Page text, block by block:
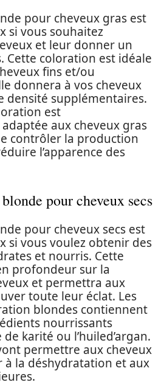
pour cheveux gras est
si vous souhaitez
et leur donner un
Cette coloration est idéale
fins et/ou
donnera à vos cheveux
densité supplémentaires.
est
aux cheveux gras
contrôler la production
l’apparence des
pour cheveux secs
pour cheveux secs est
si vous voulez obtenir des
et nourris. Cette
profondeur sur la
et permettra aux
toute leur éclat. Les
blondes contiennent
nourrissants
karité ou l’huiled’argan.
permettre aux cheveux
à la déshydratation et aux